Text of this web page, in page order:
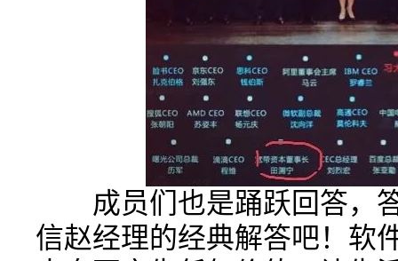
成员们也是踊跃回答，
信赵经理的经典解答吧！软